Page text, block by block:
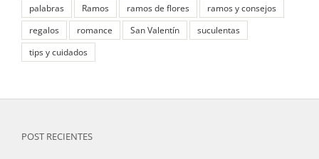
palabras
Ramos ramos de flores
ramos y consejos
regalos
romance San Valentín
suculentas
tips y cuidados
POST RECIENTES